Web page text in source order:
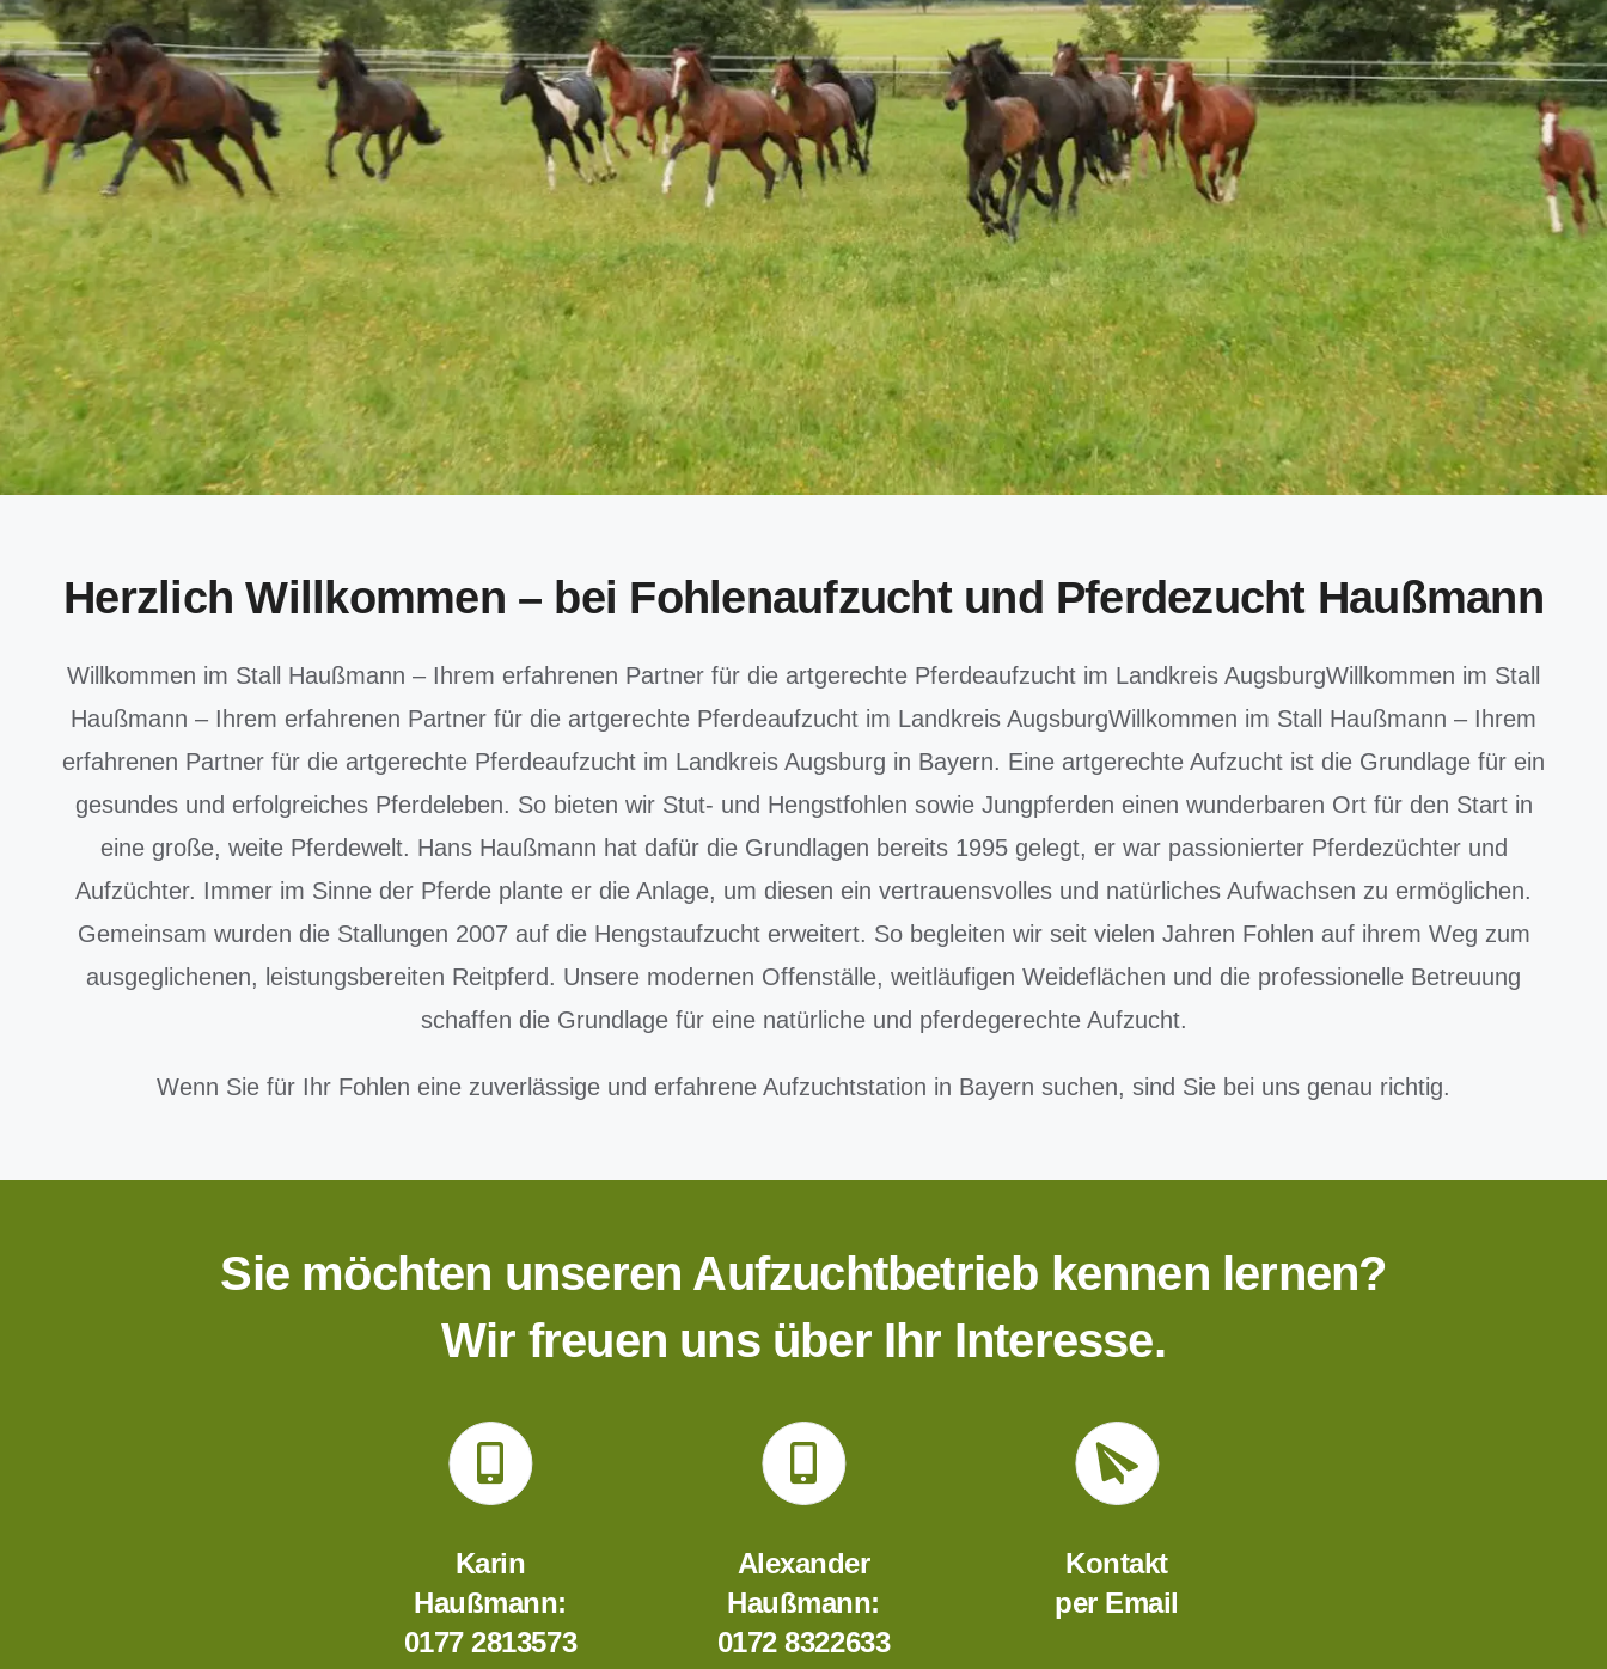
Herzlich Willkommen – bei Fohlenaufzucht und Pferdezucht Haußmann
Willkommen im Stall Haußmann – Ihrem erfahrenen Partner für die artgerechte Pferdeaufzucht im Landkreis AugsburgWillkommen im Stall
Haußmann – Ihrem erfahrenen Partner für die artgerechte Pferdeaufzucht im Landkreis AugsburgWillkommen im Stall Haußmann – Ihrem
erfahrenen Partner für die artgerechte Pferdeaufzucht im Landkreis Augsburg in Bayern. Eine artgerechte Aufzucht ist die Grundlage für ein
gesundes und erfolgreiches Pferdeleben. So bieten wir Stut- und Hengstfohlen sowie Jungpferden einen wunderbaren Ort für den Start in
eine große, weite Pferdewelt. Hans Haußmann hat dafür die Grundlagen bereits 1995 gelegt, er war passionierter Pferdezüchter und
Aufzüchter. Immer im Sinne der Pferde plante er die Anlage, um diesen ein vertrauensvolles und natürliches Aufwachsen zu ermöglichen.
Gemeinsam wurden die Stallungen 2007 auf die Hengstaufzucht erweitert. So begleiten wir seit vielen Jahren Fohlen auf ihrem Weg zum
ausgeglichenen, leistungsbereiten Reitpferd. Unsere modernen Offenställe, weitläufigen Weideflächen und die professionelle Betreuung
schaffen die Grundlage für eine natürliche und pferdegerechte Aufzucht.
Wenn Sie für Ihr Fohlen eine zuverlässige und erfahrene Aufzuchtstation in Bayern suchen, sind Sie bei uns genau richtig.
Sie möchten unseren Aufzuchtbetrieb kennen lernen?
Wir freuen uns über Ihr Interesse.
Karin
Haußmann:
0177 2813573
Alexander
Haußmann:
0172 8322633
Kontakt
per Email